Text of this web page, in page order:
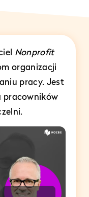
Nonprofit
organizacji
pracy. Jest
pracowników